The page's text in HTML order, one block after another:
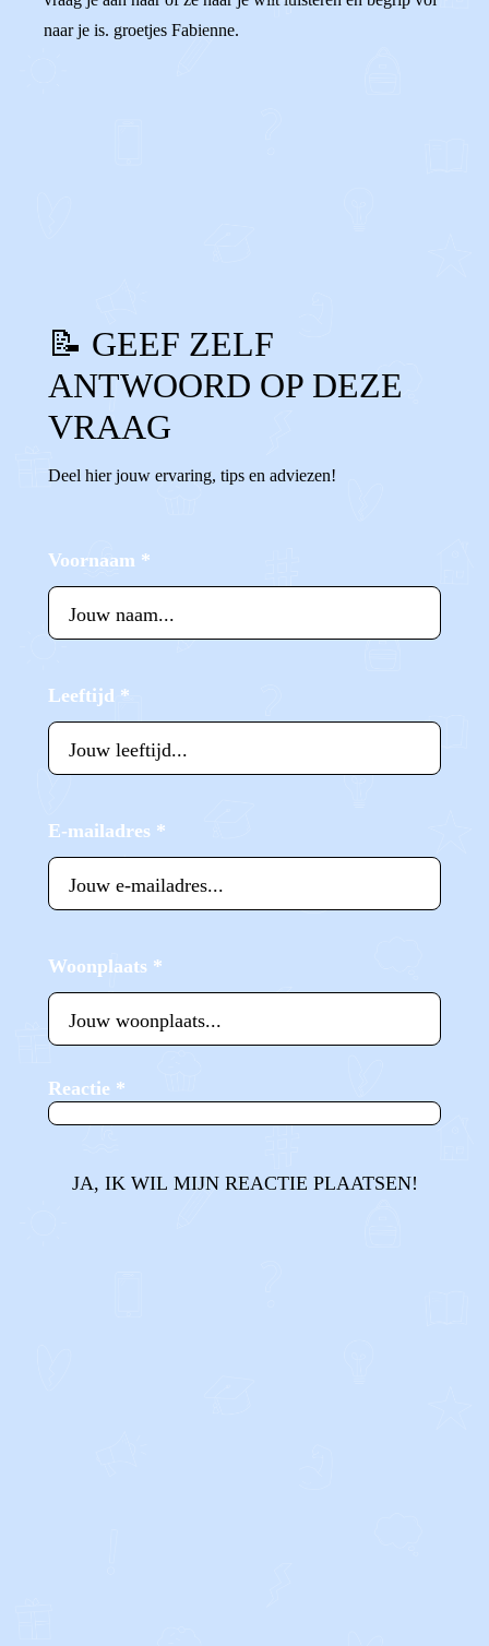
naar je is. groetjes Fabienne.
📝 GEEF ZELF
ANTWOORD OP DEZE
VRAAG
Deel hier jouw ervaring, tips en adviezen!
Voornaam *
Leeftijd *
E-mailadres *
Woonplaats *
Reactie *
JA, IK WIL MIJN REACTIE PLAATSEN!